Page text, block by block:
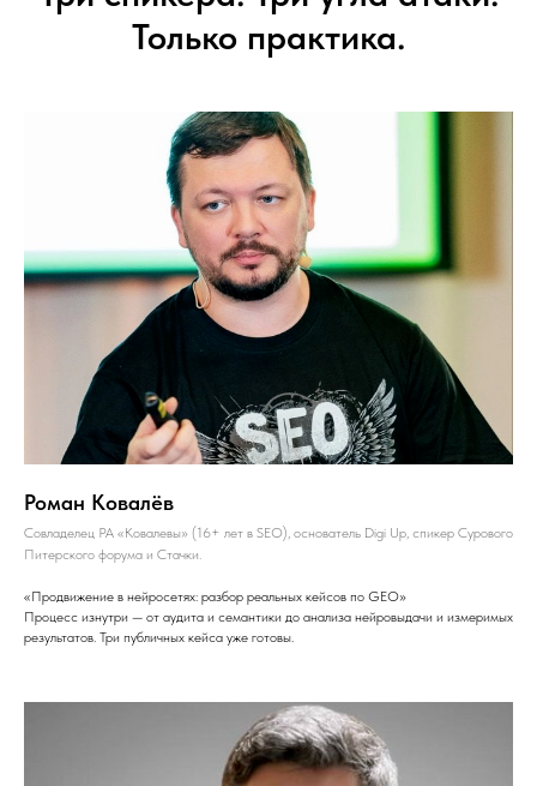
Только практика.
Роман Ковалёв
Совладелец РА «Ковалевы» (16+ лет в SEO), основатель Digi Up, спикер Сурового
Питерского форума и Стачки.
«Продвижение в нейросетях: разбор реальных кейсов по GEO»
Процесс изнутри — от аудита и семантики до анализа нейровыдачи и измеримых
результатов. Три публичных кейса уже готовы.